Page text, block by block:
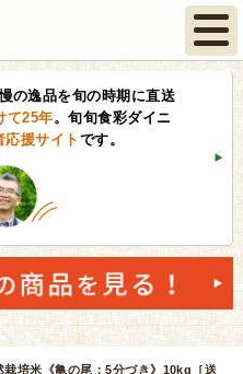
の逸品を旬の時期に直送
て25年。旬旬食彩ダイニ
援サイト です。
栽培米《亀の尾：5分づき》10kg［送